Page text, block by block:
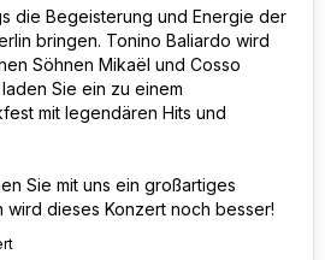
die Begeisterung und Energie der
bringen. Tonino Baliardo wird
Söhnen Mikaël und Cosso
Sie ein zu einem
mit legendären Hits und
Sie mit uns ein großartiges
wird dieses Konzert noch besser!